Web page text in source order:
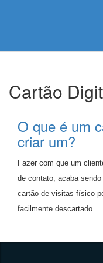
Cartão
O que é um
criar um?
Fazer com que um
de contato, acaba
cartão de visitas físico
facilmente descartado.